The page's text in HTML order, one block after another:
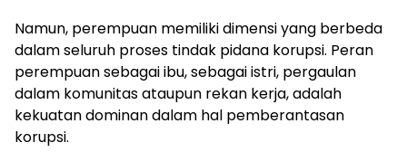
Namun, perempuan memiliki dimensi yang berbeda
dalam seluruh proses tindak pidana korupsi. Peran
perempuan sebagai ibu, sebagai istri, pergaulan
dalam komunitas ataupun rekan kerja, adalah
kekuatan dominan dalam hal pemberantasan
korupsi.